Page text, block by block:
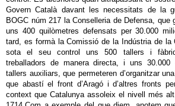
Govern Català davant les necessitats de la
BOGC núm 217 la Conselleria de Defensa, que
uns 400 quilòmetres defensats per 30.000
tard, es formà la Comissió de la Indústria de la
sota el seu control uns 500 tallers i
treballadors de manera directa, i uns 30.000
tallers auxiliars, que permeteren d’organitzar
que abastí el front d’Aragó i d’altres fronts
context que Catalunya assoleix el nivell més alt